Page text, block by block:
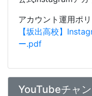
アカウント運用ポ
【坂出高校】
ー.pdf
YouTubeチャ